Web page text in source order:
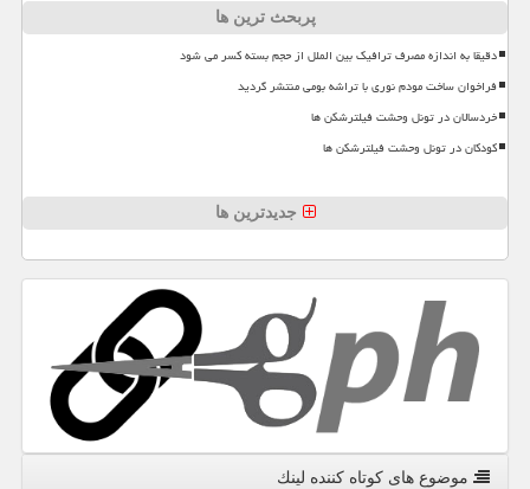
پربحث ترین ها
دقیقا به اندازه مصرف ترافیک بین الملل از حجم بسته کسر می شود
فراخوان ساخت مودم نوری با تراشه بومی منتشر گردید
خردسالان در تونل وحشت فیلترشکن ها
کودکان در تونل وحشت فیلترشکن ها
جدیدترین ها
موضوع های كوتاه كننده لینك